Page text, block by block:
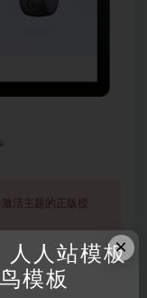
活主题的正版授
为本站原创发
×
人人站模板
模板